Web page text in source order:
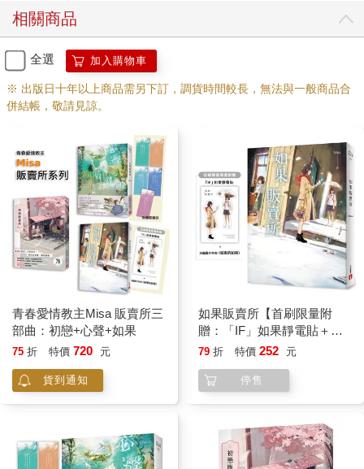
緩地發亮，然後又恢復原狀。
「那麼，我要跟妳收取費用。」少女對我說，這讓我有些詫異。
「妳要收取什麼？」
「妳那一頭長髮。」她說，這要求又讓我更訝異了。
「妳確定？」
「沒錯。」
「好，那我就用頭髮和妳買下這場戀愛。」
少女微笑，朝我伸手，但下一秒，我就躺在自己的床上了。
我馬上從床上跳起來跑到書桌前，看著桌面上的立鏡，原本烏溜
溜的長髮現在已經變成短髮，但好在並不是露出後頸的短，比較
像是香菇頭的模樣。我端詳著鏡中自己的新面貌，其實並不難
看，只不過不會是我會選擇的髮型就是了。
「妹妹，起床了嗎？」媽媽經過我房門前喊了聲，我回應後她便
要我快點出去吃早餐，我趕緊換好了制服後再到浴室刷牙洗臉，
看著鏡中穿著制服的自己，和昨晚夢境中櫃檯內的自己相比，明
明外表都是一樣的，但表情卻十分不同。
夢境中的自己，那體內的靈魂就像是幾百歲一般的睿智且沉穩，
不過此刻鏡中反射的自己，就是個十七歲的少女罷了。
「哎唷，妳怎麼穿著制服在刷牙，這樣泡泡不就滴到襯衫上？」
「哇，妳故意的？」哥哥看著自己的衣服後大喊，「我也要潑
「救命啊，媽！」我馬上衝了出去。
「兩個人都老大不小了，還在那邊打鬧！」媽媽雙手扠腰，而我
拉開椅子坐了下來，哥哥也摸摸鼻子坐下。
相關商品
全選 加入購物車
※ 出版日十年以上商品需另下訂，調貨時間較長，無法與一般商品合
併結帳，敬請見諒。
青春愛情教主Misa 販賣所三
部曲：初戀+心聲+如果
75 折 特價 720 元
貨到通知
如果販賣所【首刷限量附
贈：「IF」如果靜電貼＋珍
藏番外特典〈如果的如
79 折 特價 252 元
停售